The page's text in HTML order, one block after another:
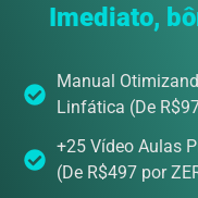
Imediato,
Manual
Linfática (De
+25 Vídeo Aulas
(De R$497 por